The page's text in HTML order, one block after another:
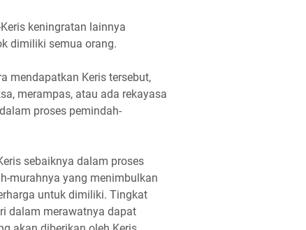
keningratan lainnya
dimiliki semua orang.
mendapatkan Keris tersebut,
merampas, atau ada rekayasa
proses pemindah-
sebaiknya dalam proses
murahnya yang menimbulkan
untuk dimiliki. Tingkat
dalam merawatnya dapat